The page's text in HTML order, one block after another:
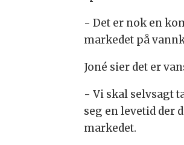
- Det er nok en
markedet på
Joné sier det er
- Vi skal selvsagt
seg en levetid der
markedet.